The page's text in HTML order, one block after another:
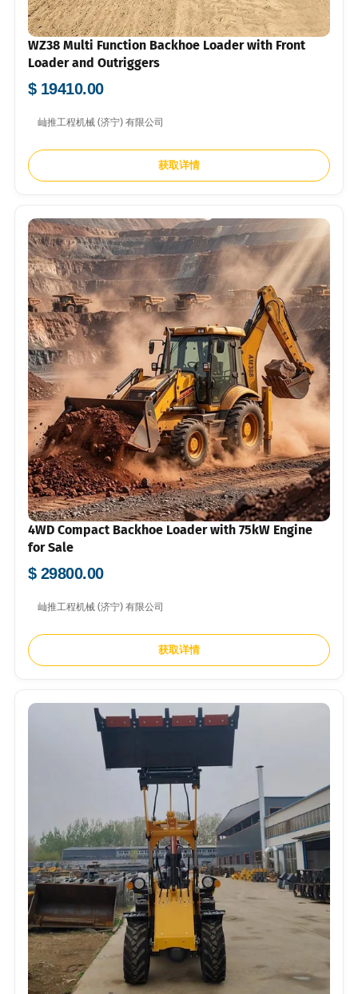
WZ38 Multi Function Backhoe Loader with Front
Loader and Outriggers
$ 19410.00
屾推工程机械 (济宁) 有限公司
获取详情
4WD Compact Backhoe Loader with 75kW Engine
for Sale
$ 29800.00
屾推工程机械 (济宁) 有限公司
获取详情